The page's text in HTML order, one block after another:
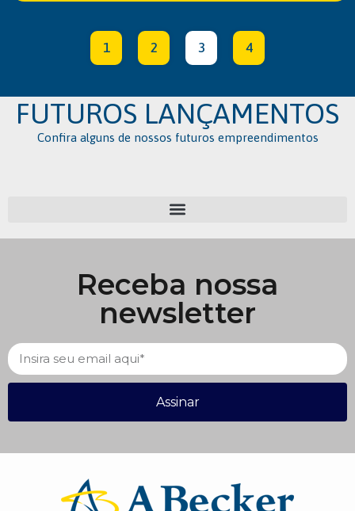
1 2 3 4
FUTUROS LANÇAMENTOS
Confira alguns de nossos futuros empreendimentos
Receba nossa
newsletter
Assinar